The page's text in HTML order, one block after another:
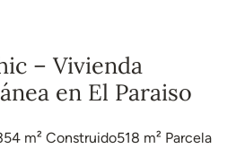
– Vivienda
en El Paraiso
m² Construido518 m² Parcela